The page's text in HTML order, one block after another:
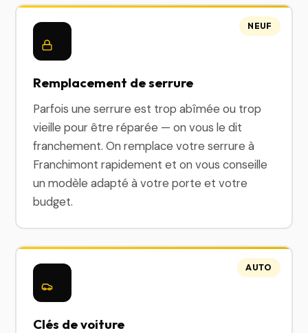
Remplacement de serrure
Parfois une serrure est trop abîmée ou trop
vieille pour être réparée — on vous le dit
franchement. On remplace votre serrure à
Franchimont rapidement et on vous conseille
un modèle adapté à votre porte et votre
budget.
NEUF
Clés de voiture
AUTO